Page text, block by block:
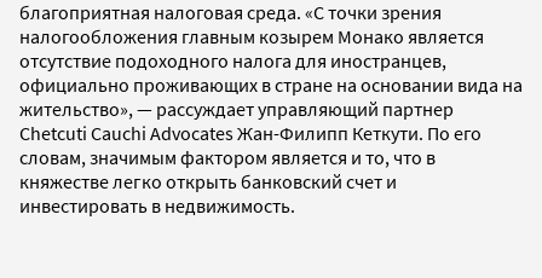
благоприятная налоговая среда. «С точки зрения
налогообложения главным козырем Монако является
отсутствие подоходного налога для иностранцев,
официально проживающих в стране на основании вида на
жительство», — рассуждает управляющий партнер
Chetcuti Cauchi Advocates Жан-Филипп Кеткути. По его
словам, значимым фактором является и то, что в
княжестве легко открыть банковский счет и
инвестировать в недвижимость.